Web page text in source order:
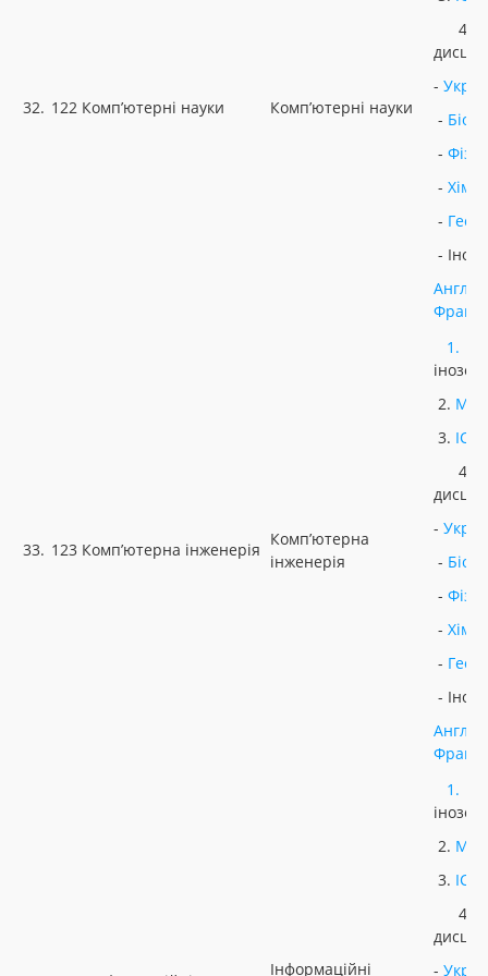
32. 122 Комп’ютерні науки Комп’ютерні науки
4.
-
-
-
- Хімія
-
-
33. 123 Комп’ютерна інженерія
Комп’ютерна
інженерія
1.
2.
3.
4.
-
-
-
- Хімія
-
-
Інформаційні
1.
2.
3.
4.
-